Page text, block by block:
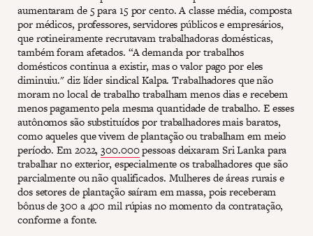
aumentaram de 5 para 15 por cento. A classe média, composta
por médicos, professores, servidores públicos e empresários,
que rotineiramente recrutavam trabalhadoras domésticas,
também foram afetados. “A demanda por trabalhos
domésticos continua a existir, mas o valor pago por eles
diminuiu." diz líder sindical Kalpa. Trabalhadores que não
moram no local de trabalho trabalham menos dias e recebem
menos pagamento pela mesma quantidade de trabalho. E esses
autônomos são substituídos por trabalhadores mais baratos,
como aqueles que vivem de plantação ou trabalham em meio
período. Em 2022,300.000pessoas deixaram Sri Lanka para
trabalhar no exterior, especialmente os trabalhadores que são
parcialmente ou não qualificados. Mulheres de áreas rurais e
dos setores de plantação saíram em massa, pois receberam
bônus de 300 a 400 mil rúpias no momento da contratação,
conforme a fonte.